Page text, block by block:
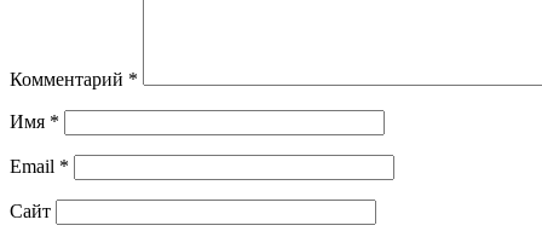
Комментарий *
Имя *
Email *
Сайт